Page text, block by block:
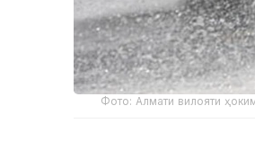
Фото: Алмати вилояти